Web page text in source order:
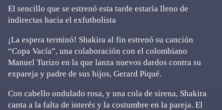
El sencillo que se estrenó esta tarde estaría lleno de
indirectas hacia el exfutbolista
¡La espera terminó! Shakira al fin estrenó su canción
“Copa Vacía”, una colaboración con el colombiano
Manuel Turizo en la que lanza nuevos dardos contra su
expareja y padre de sus hijos, Gerard Piqué.
Con cabello ondulado rosa, y una cola de sirena, Shakira
canta a la falta de interés y la costumbre en la pareja. El